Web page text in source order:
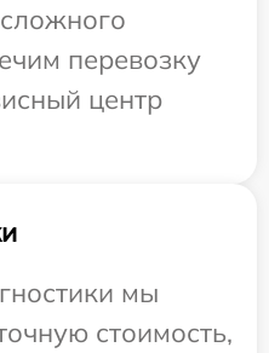
перевозку
центр
мы
стоимость,